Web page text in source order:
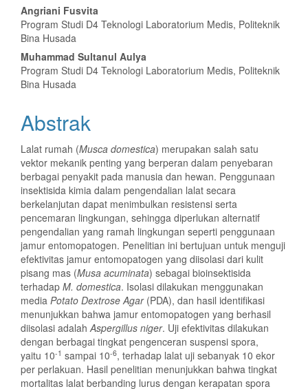
Angriani Fusvita
Program Studi D4 Teknologi Laboratorium Medis, Politeknik
Bina Husada
Muhammad Sultanul Aulya
Program Studi D4 Teknologi Laboratorium Medis, Politeknik
Bina Husada
Abstrak
Lalat rumah (Musca domestica) merupakan salah satu
vektor mekanik penting yang berperan dalam penyebaran
berbagai penyakit pada manusia dan hewan. Penggunaan
insektisida kimia dalam pengendalian lalat secara
berkelanjutan dapat menimbulkan resistensi serta
pencemaran lingkungan, sehingga diperlukan alternatif
pengendalian yang ramah lingkungan seperti penggunaan
jamur entomopatogen. Penelitian ini bertujuan untuk menguji
efektivitas jamur entomopatogen yang diisolasi dari kulit
pisang mas (Musa acuminata) sebagai bioinsektisida
terhadap M. domestica. Isolasi dilakukan menggunakan
media Potato Dextrose Agar(PDA), dan hasil identifikasi
menunjukkan bahwa jamur entomopatogen yang berhasil
diisolasi adalahAspergillus niger. Uji efektivitas dilakukan
dengan berbagai tingkat pengenceran suspensi spora,
yaitu 10-1 sampai 10-6, terhadap lalat uji sebanyak 10 ekor
per perlakuan. Hasil penelitian menunjukkan bahwa tingkat
mortalitas lalat berbanding lurus dengan kerapatan spora